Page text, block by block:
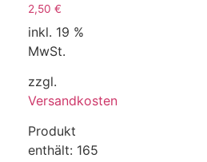
2,50 €
inkl. 19 %
MwSt.
zzgl.
Versandkosten
Produkt
enthält: 165